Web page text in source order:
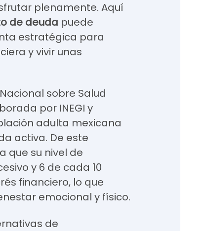
plenamente. Aquí
de deuda puede
estratégica para
y vivir unas
sobre Salud
por INEGI y
adulta mexicana
activa. De este
que su nivel de
y 6 de cada 10
financiero, lo que
emocional y físico.
de